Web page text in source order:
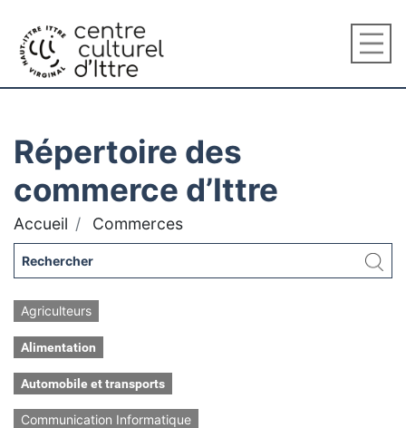
Répertoire des
commerce d’Ittre
Accueil Commerces
Agriculteurs
Alimentation
Automobile et transports
Communication Informatique